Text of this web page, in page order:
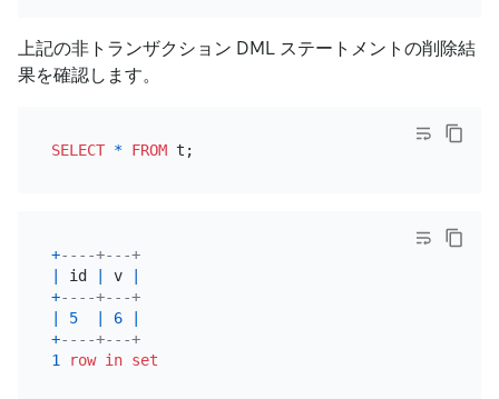
上記の非トランザクション DML ステートメントの削除結
果を確認します。
SELECT * FROM
+----+---+
id v
+----+---+
5 6
+----+---+
1
row in set